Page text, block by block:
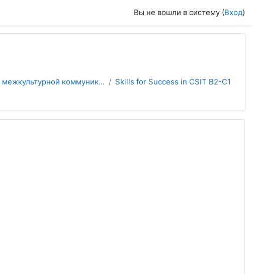
Вы не вошли в систему (Вход)
межкультурной коммуник...
Skills for Success in CSIT B2-C1